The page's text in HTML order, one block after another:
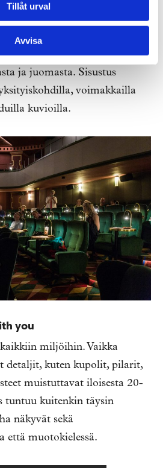
Tillåt urval
Avvisa
oli kehittää aikuiseen makuun
elokuvateatterikonsepti,
lomassa on mahdollista
ja juomasta. Sisustus
voimakkailla
kuvioilla.
you
miljöihin. Vaikka
detaljit, kuten kupolit, pilarit,
muistuttavat iloisesta 20-
tuntuu kuitenkin täysin
näkyvät sekä
että muotokielessä.